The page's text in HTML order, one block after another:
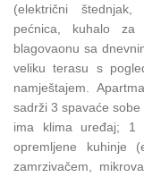
(električni
pećnica, kuhalo
blagovaonu sa
veliku terasu s
namještajem.
sadrži 3 spavaće
ima klima uređaj; 1
opremljene kuhinje
zamrzivačem,